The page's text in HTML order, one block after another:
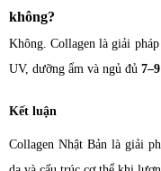
không?
Không. Collagen là giải
UV, dưỡng ẩm và ngủ đủ
Kết luận
Collagen Nhật Bản là giải